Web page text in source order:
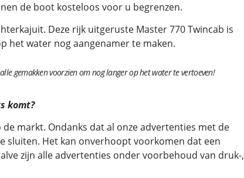
de boot kosteloos voor u begrenzen.
Deze rijk uitgeruste Master 770 Twincab is
het water nog aangenamer te maken.
gemakken voorzien om nog langer op het water te vertoeven!
komt?
markt. Ondanks dat al onze advertenties met de
sluiten. Het kan onverhoopt voorkomen dat een
zijn alle advertenties onder voorbehoud van druk-,